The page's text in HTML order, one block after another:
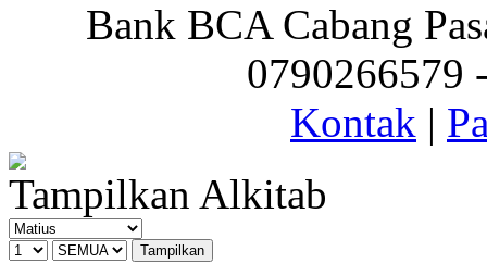
Bank BCA Cabang
0790266579
Kontak |
Tampilkan Alkitab